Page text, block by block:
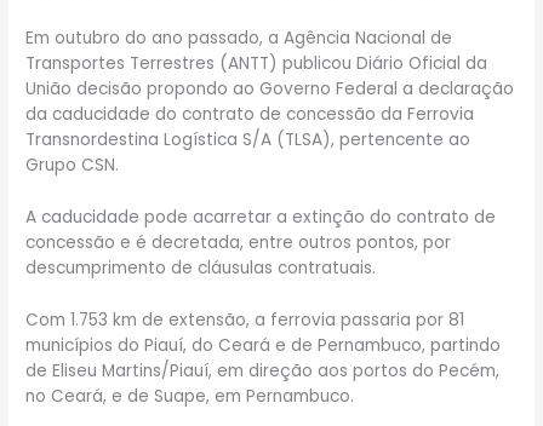
Em outubro do ano passado, a Agência Nacional de
Transportes Terrestres (ANTT) publicou Diário Oficial da
União decisão propondo ao Governo Federal a declaração
da caducidade do contrato de concessão da Ferrovia
Transnordestina Logística S/A (TLSA), pertencente ao
Grupo CSN.
A caducidade pode acarretar a extinção do contrato de
concessão e é decretada, entre outros pontos, por
descumprimento de cláusulas contratuais.
Com 1.753 km de extensão, a ferrovia passaria por 81
municípios do Piauí, do Ceará e de Pernambuco, partindo
de Eliseu Martins/Piauí, em direção aos portos do Pecém,
no Ceará, e de Suape, em Pernambuco.